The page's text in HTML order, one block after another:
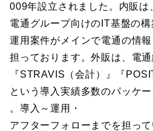
009年設立されました。内販は
電通グループ向けのIT基盤の構
運用案件がメインで電通の情
担っております。外販は、電
『STRAVIS（会計）』『
という導入実績多数のパッケ
。導入～運用・
アフターフォローまでを担って